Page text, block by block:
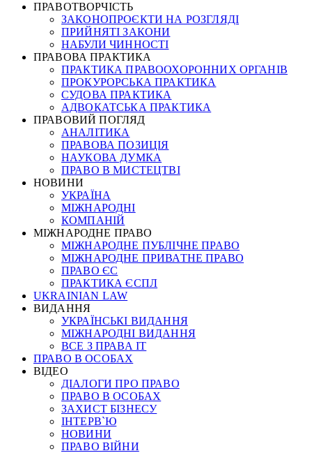
ПРАВОТВОРЧІСТЬ
ЗАКОНОПРОЄКТИ НА РОЗГЛЯДІ
ПРИЙНЯТІ ЗАКОНИ
НАБУЛИ ЧИННОСТІ
ПРАВОВА ПРАКТИКА
ПРАКТИКА ПРАВООХОРОННИХ ОРГАНІВ
ПРОКУРОРСЬКА ПРАКТИКА
СУДОВА ПРАКТИКА
АДВОКАТСЬКА ПРАКТИКА
ПРАВОВИЙ ПОГЛЯД
АНАЛІТИКА
ПРАВОВА ПОЗИЦІЯ
НАУКОВА ДУМКА
ПРАВО В МИСТЕЦТВІ
НОВИНИ
УКРАЇНА
МІЖНАРОДНІ
КОМПАНІЙ
МІЖНАРОДНЕ ПРАВО
МІЖНАРОДНЕ ПУБЛІЧНЕ ПРАВО
МІЖНАРОДНЕ ПРИВАТНЕ ПРАВО
ПРАВО ЄС
ПРАКТИКА ЄСПЛ
UKRAINIAN LAW
ВИДАННЯ
УКРАЇНСЬКІ ВИДАННЯ
МІЖНАРОДНІ ВИДАННЯ
ВСЕ З ПРАВА ІТ
ПРАВО В ОСОБАХ
ВІДЕО
ДІАЛОГИ ПРО ПРАВО
ПРАВО В ОСОБАХ
ЗАХИСТ БІЗНЕСУ
ІНТЕРВ`Ю
НОВИНИ
ПРАВО ВІЙНИ